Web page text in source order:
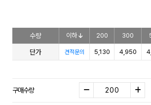
수량 이하 200 300
단가 견적문의 5,130 4,950
구매수량